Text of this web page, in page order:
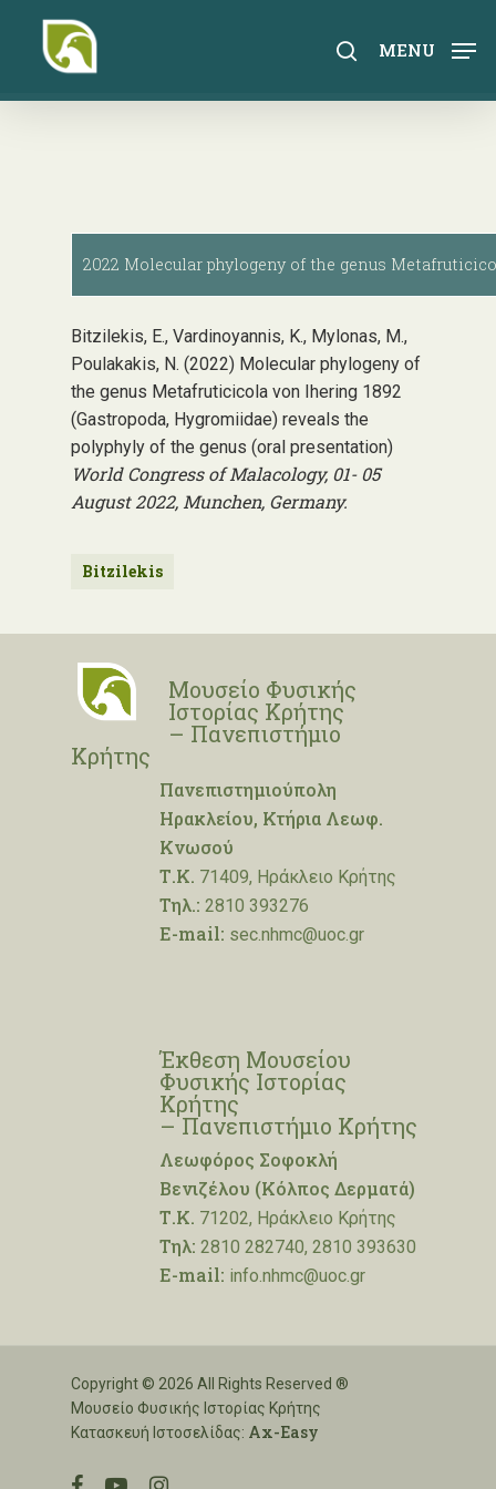
content
search
MENU
2022 Molecular phylogeny of the genus
Bitzilekis, E., Vardinoyannis, K., Mylonas, M.,
Poulakakis, N. (2022) Molecular phylogeny of
the genus Metafruticicola von Ihering 1892
(Gastropoda, Hygromiidae) reveals the
polyphyly of the genus (oral presentation)
World Congress of Malacology, 01- 05
August 2022, Munchen, Germany.
Bitzilekis
Μουσείο Φυσικής
Ιστορίας Κρήτης
– Πανεπιστήμιο
Κρήτης
Πανεπιστημιούπολη
Ηρακλείου, Κτήρια Λεωφ.
Κνωσού
Τ.Κ. 71409, Ηράκλειο Κρήτης
Τηλ.: 2810 393276
E-mail: sec.nhmc@uoc.gr
Έκθεση Μουσείου
Φυσικής Ιστορίας
Κρήτης
– Πανεπιστήμιο Κρήτης
Λεωφόρος Σοφοκλή
Βενιζέλου (Κόλπος Δερματά)
Τ.Κ. 71202, Ηράκλειο Κρήτης
Τηλ: 2810 282740, 2810 393630
E-mail: info.nhmc@uoc.gr
Copyright © 2026 All Rights Reserved ®
Μουσείο Φυσικής Ιστορίας Κρήτης
Κατασκευή Ιστοσελίδας: Ax-Easy
facebookyoutubeinstagram